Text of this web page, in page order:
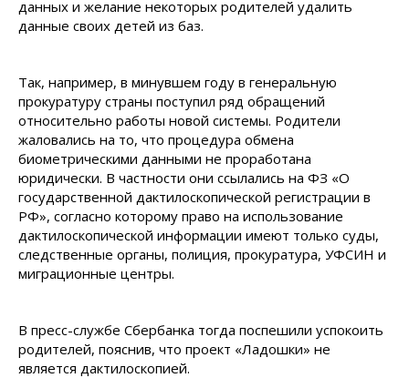
данных и желание некоторых родителей удалить
данные своих детей из баз.
Так, например, в минувшем году в генеральную
прокуратуру страны поступил ряд обращений
относительно работы новой системы. Родители
жаловались на то, что процедура обмена
биометрическими данными не проработана
юридически. В частности они ссылались на ФЗ «О
государственной дактилоскопической регистрации в
РФ», согласно которому право на использование
дактилоскопической информации имеют только суды,
следственные органы, полиция, прокуратура, УФСИН и
миграционные центры.
В пресс-службе Сбербанка тогда поспешили успокоить
родителей, пояснив, что проект «Ладошки» не
является дактилоскопией.